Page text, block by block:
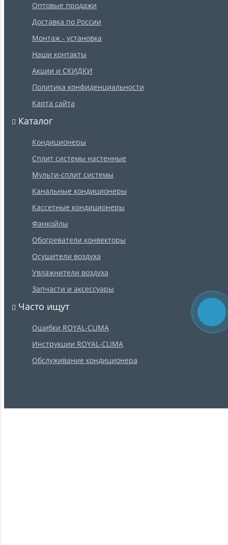
Оптовые продажи
Доставка по России
Монтаж - установка
Наши контакты
Акции и СКИДКИ
Политика конфиденциальности
Карта сайта
Каталог
Кондиционеры
Сплит системы настенные
Мульти-сплит системы
Канальные кондиционеры
Кассетные кондиционеры
Фанкойлы
Обогреватели конвекторы
Осушители воздуха
Увлажнители воздуха
Запчасти и аксессуары
Часто ищут
Ошибки ROYAL-CLIMA
Инструкции ROYAL-CLIMA
Обслуживание кондиционера